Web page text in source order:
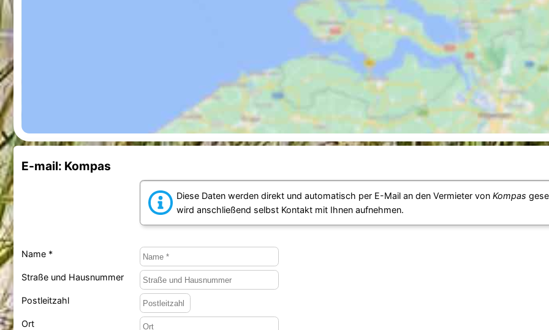
E-mail: Kompas
Diese Daten werden direkt und automatisch per E-Mail an den Vermieter von Kompas
wird anschließend selbst Kontakt mit Ihnen aufnehmen.
Name *
Straße und Hausnummer
Postleitzahl
Ort